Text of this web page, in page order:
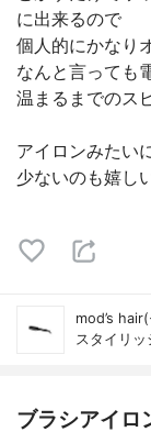
に出来るので
個人的にかなり
なんと言っても
温まるまでのス
アイロンみたい
少ないのも嬉し
mod’s
スタイリ
ブラシアイロ